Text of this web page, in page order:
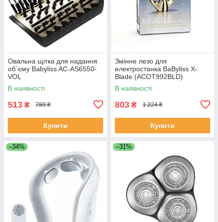
Овальна щітка для надання
об`єму Babyliss AC-AS6550-
VOL
В наявності
513 ₴ 789 ₴
Купити
Змінне лезо для
електростанка BaByliss X-
Blade (ACOT992BLD)
В наявності
803 ₴ 1 224 ₴
Купити
–34% –31%